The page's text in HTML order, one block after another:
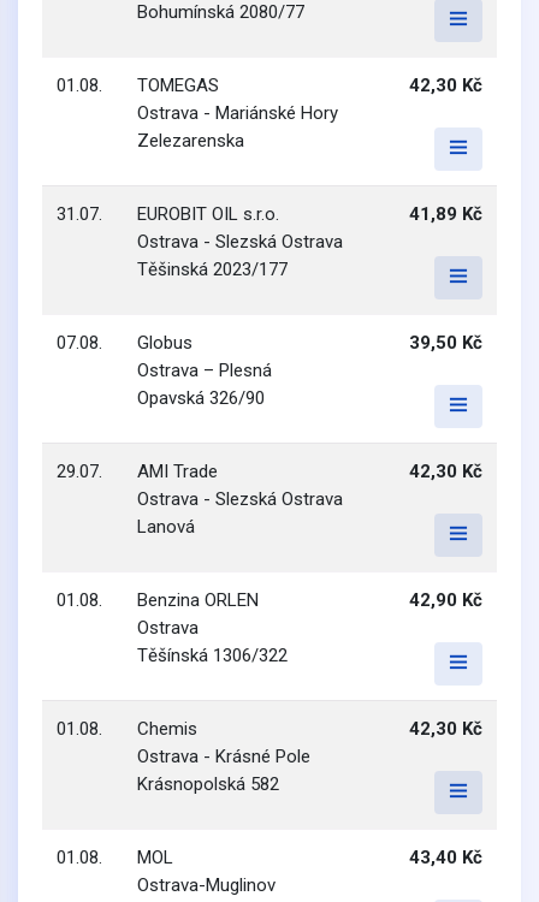
Bohumínská 2080/77
01.08.
TOMEGAS
Ostrava - Mariánské Hory
Zelezarenska
42,30 Kč
31.07.
EUROBIT OIL s.r.o.
Ostrava - Slezská Ostrava
Těšinská 2023/177
41,89 Kč
07.08.
Globus
Ostrava – Plesná
Opavská 326/90
39,50 Kč
29.07.
AMI Trade
Ostrava - Slezská Ostrava
Lanová
42,30 Kč
01.08.
Benzina ORLEN
Ostrava
Těšínská 1306/322
42,90 Kč
01.08.
Chemis
Ostrava - Krásné Pole
Krásnopolská 582
42,30 Kč
01.08.
MOL
Ostrava-Muglinov
43,40 Kč